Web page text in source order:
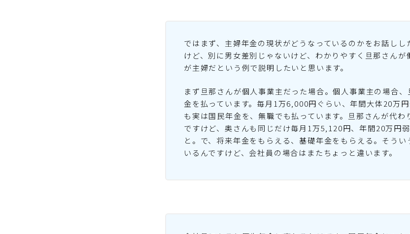
ではまず、主婦年金の現状がどうなっているのかをお話しし
けど、別に男女差別じゃないけど、わかりやすく旦那さんが
が主婦だという例で説明したいと思います。
まず旦那さんが個人事業主だった場合。個人事業主の場合
金を払っています。毎月1万6,000円ぐらい、年間大体20万
も実は国民年金を、無職でも払っています。旦那さんが代わ
ですけど、奥さんも同じだけ毎月1万5,120円、年間20万円
と。で、将来年金をもらえる、基礎年金をもらえる。そうい
いるんですけど、会社員の場合はまたちょっと違います。